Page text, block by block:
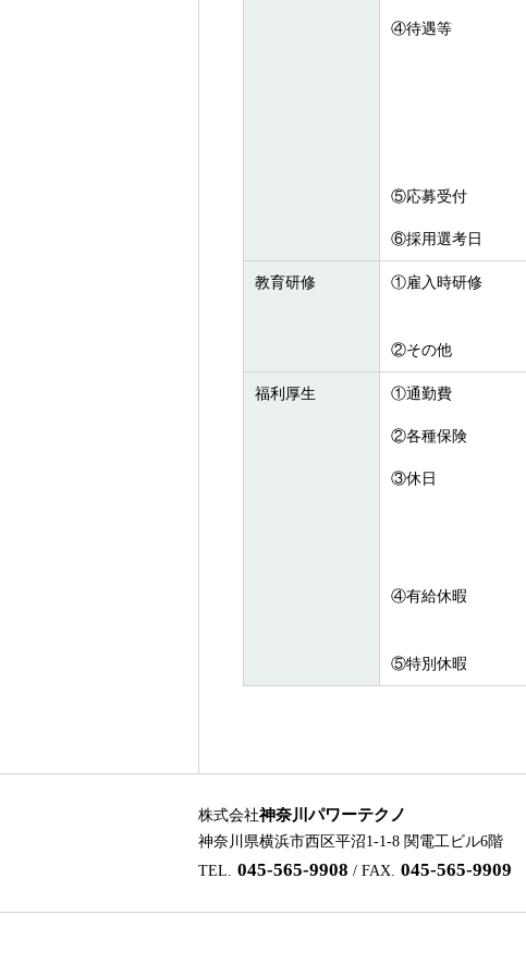
④待遇等
⑤応募受付
⑥採用選考日
教育研修 ①雇入時研修
②その他
福利厚生 ①通勤費
②各種保険
③休日
④有給休暇
⑤特別休暇
株式会社神奈川パワーテクノ
神奈川県横浜市西区平沼1-1-8 関電工ビル6階
TEL. 045-565-9908 / FAX. 045-565-9909